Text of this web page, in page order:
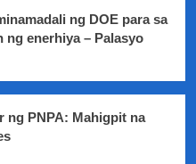
ng DOE para sa
enerhiya – Palasyo
ng PNPA: Mahigpit na